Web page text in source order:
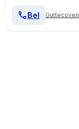
Guttecoven
Bel